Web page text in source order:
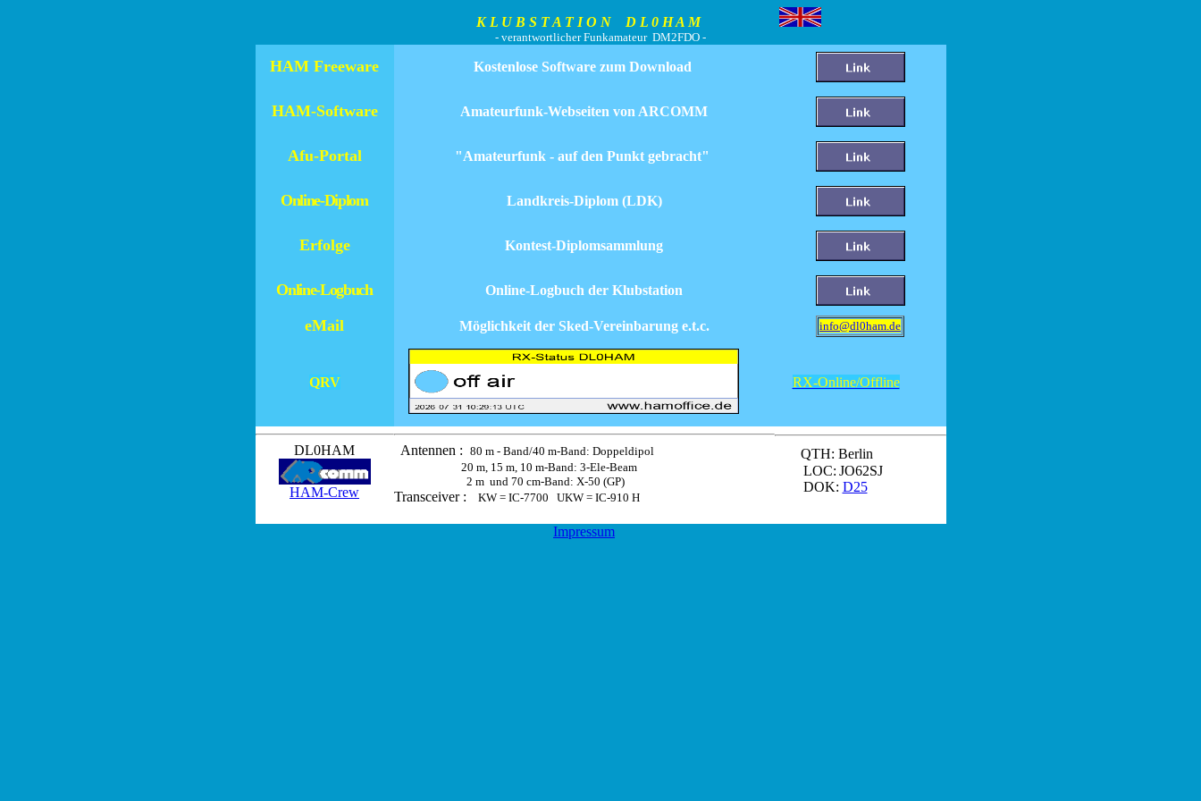
K L U B S T A T I O N D L 0 H A M
- verantwortlicher Funkamateur DM2FDO -
HAM Freeware Kostenlose Software zum Download
HAM-Software Amateurfunk-Webseiten von ARCOMM
Afu-Portal "Amateurfunk - auf den Punkt gebracht"
Online-Diplom Landkreis-Diplom (LDK)
Erfolge Kontest-Diplomsammlung
Online-Logbuch Online-Logbuch der Klubstation
eMail Möglichkeit der Sked-Vereinbarung e.t.c. info@dl0ham.de
QRV RX-Online/Offline
DL0HAM
HAM-Crew
Antennen : 80 m - Band/40 m-Band: Doppeldipol
20 m, 15 m, 10 m-Band: 3-Ele-Beam
2 m und 70 cm-Band: X-50 (GP)
Transceiver : KW = IC-7700 UKW = IC-910 H
QTH: Berlin
LOC: JO62SJ
DOK: D25
Impressum